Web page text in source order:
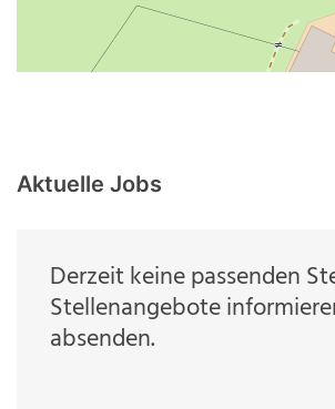
Aktuelle Jobs
Derzeit keine passenden
Stellenangebote
absenden.